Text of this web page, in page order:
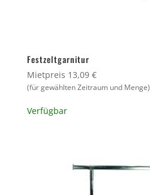
Festzeltgarnitur
Mietpreis 13,09 €
(für gewählten Zeitraum und Menge)
Verfügbar